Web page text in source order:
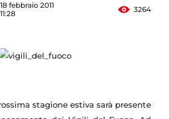
18 febbraio 2011
11:28
3264
stagione estiva sarà presente